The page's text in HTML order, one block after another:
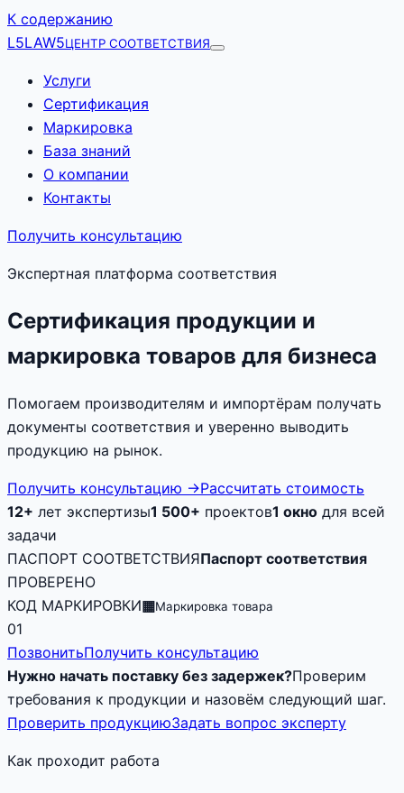
К содержанию
L5LAW5ЦЕНТР СООТВЕТСТВИЯ
Услуги
Сертификация
Маркировка
База знаний
О компании
Контакты
Получить консультацию
Экспертная платформа соответствия
Сертификация продукции и
маркировка товаров для бизнеса
Помогаем производителям и импортёрам получать
документы соответствия и уверенно выводить
продукцию на рынок.
Получить консультацию →Рассчитать стоимость
12+ лет экспертизы1 500+ проектов1 окно для всей
задачи
ПАСПОРТ СООТВЕТСТВИЯПаспорт соответствия
ПРОВЕРЕНО
КОД МАРКИРОВКИ▦Маркировка товара
01
ПозвонитьПолучить консультацию
Нужно начать поставку без задержек?Проверим
требования к продукции и назовём следующий шаг.
Проверить продукциюЗадать вопрос эксперту
Как проходит работа